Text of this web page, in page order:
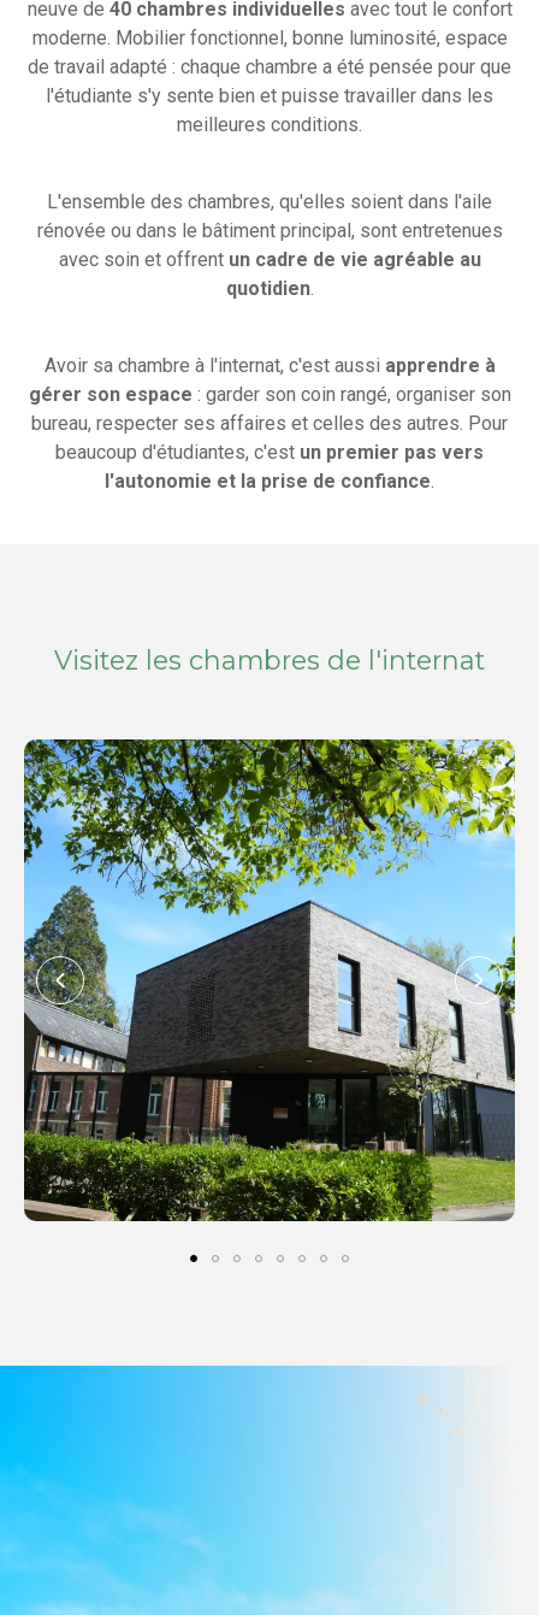
neuve de 40 chambres individuelles avec tout le confort
moderne. Mobilier fonctionnel, bonne luminosité, espace
de travail adapté : chaque chambre a été pensée pour que
l'étudiante s'y sente bien et puisse travailler dans les
meilleures conditions.
L'ensemble des chambres, qu'elles soient dans l'aile
rénovée ou dans le bâtiment principal, sont entretenues
avec soin et offrent un cadre de vie agréable au
quotidien.
Avoir sa chambre à l'internat, c'est aussi apprendre à
gérer son espace : garder son coin rangé, organiser son
bureau, respecter ses affaires et celles des autres. Pour
beaucoup d'étudiantes, c'est un premier pas vers
l'autonomie et la prise de confiance.
Visitez les chambres de l'internat